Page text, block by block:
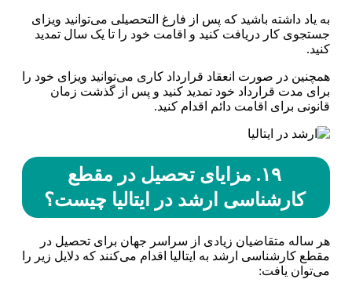
به یاد داشته باشید که پس از فارغ التحصیلی می‌توانید ویزای
جستجوی کار دریافت کنید و اقامت خود را تا یک سال تمدید
کنید.
همچنین در صورت انعقاد قرارداد کاری می‌توانید ویزای خود را
برای مدت قرارداد خود تمدید کنید و پس از گذشت زمان
قانونی برای اقامت دائم اقدام کنید.
۱۹. مزایای تحصیل در مقطع
کارشناسی ارشد در ایتالیا چیست؟
هر ساله متقاضیان زیادی از سراسر جهان برای تحصیل در
مقطع کارشناسی ارشد به ایتالیا اقدام می‌کنند که دلایل زیر را
می‌توان یافت: